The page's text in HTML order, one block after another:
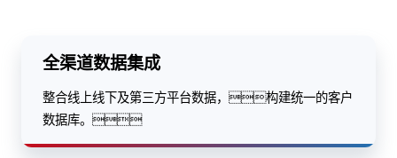
全渠道数据集成
整合线上线下及第三方平台数据，构建统一的客户
数据库。